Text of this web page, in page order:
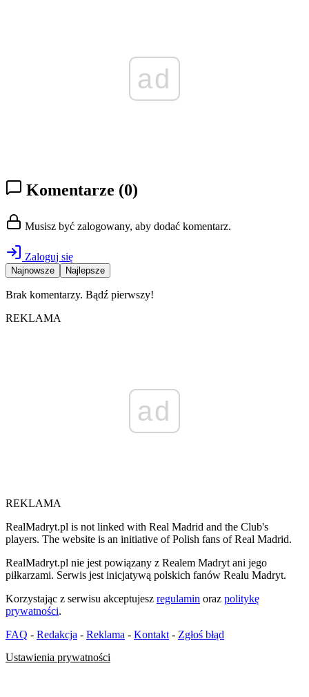
ad
Komentarze (0)
Musisz być zalogowany, aby dodać komentarz.
Zaloguj się
Najnowsze Najlepsze
Brak komentarzy. Bądź pierwszy!
REKLAMA
ad
REKLAMA
RealMadryt.pl is not linked with Real Madrid and the Club's
players. The website is an initiative of Polish fans of Real Madrid.
RealMadryt.pl nie jest powiązany z Realem Madryt ani jego
piłkarzami. Serwis jest inicjatywą polskich fanów Realu Madryt.
Korzystając z serwisu akceptujesz regulamin oraz politykę
prywatności.
FAQ - Redakcja - Reklama - Kontakt - Zgłoś błąd
Ustawienia prywatności